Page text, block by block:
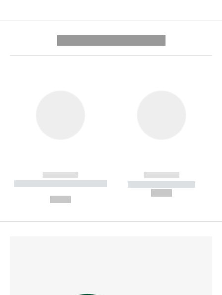
------------
----------- ----------- --------
------------
----------- -----------